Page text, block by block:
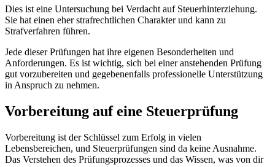
Dies ist eine Untersuchung bei Verdacht auf Steuerhinterziehung.
Sie hat einen eher strafrechtlichen Charakter und kann zu
Strafverfahren führen.
Jede dieser Prüfungen hat ihre eigenen Besonderheiten und
Anforderungen. Es ist wichtig, sich bei einer anstehenden Prüfung
gut vorzubereiten und gegebenenfalls professionelle Unterstützung
in Anspruch zu nehmen.
Vorbereitung auf eine Steuerprüfung
Vorbereitung ist der Schlüssel zum Erfolg in vielen
Lebensbereichen, und Steuerprüfungen sind da keine Ausnahme.
Das Verstehen des Prüfungsprozesses und das Wissen, was von dir